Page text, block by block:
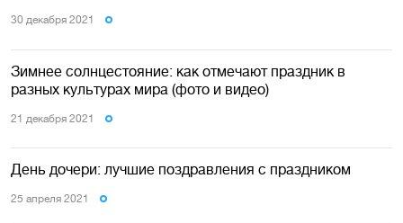
30 декабря 2021
Зимнее солнцестояние: как отмечают праздник в
разных культурах мира (фото и видео)
21 декабря 2021
День дочери: лучшие поздравления с праздником
25 апреля 2021